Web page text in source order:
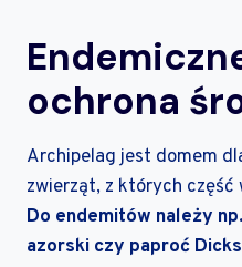
ochrona
Archipelag jest domem
zwierząt, z których część
Do endemitów należy
azorski czy paproć